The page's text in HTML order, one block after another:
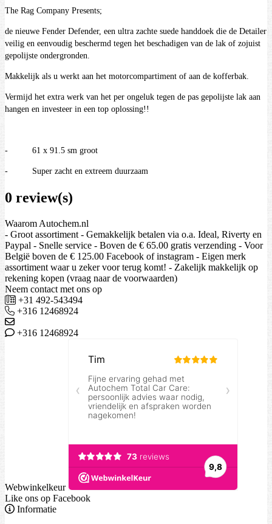
The Rag Company Presents;
de nieuwe Fender Defender, een ultra zachte suede handdoek die de Detailer
veilig en eenvoudig beschermd tegen het beschadigen van de lak of zojuist
gepolijste ondergronden.
Makkelijk als u werkt aan het motorcompartiment of aan de kofferbak.
Vermijd het extra werk van het per ongeluk tegen de pas gepolijste lak aan
hangen en investeer in een top oplossing!!
- 61 x 91.5 sm groot
- Super zacht en extreem duurzaam
0 review(s)
Waarom Autochem.nl
- Groot assortiment - Gemakkelijk betalen via o.a. Ideal, Riverty en
Paypal - Snelle service - Boven de € 65.00 gratis verzending - Voor
België boven de € 125.00 Facebook of instagram - Eigen merk
assortiment waar u zeker voor terug komt! - Zakelijk makkelijk op
rekening kopen (vraag naar de voorwaarden)
Neem contact met ons op
+31 492-543494
+316 12468924
+316 12468924
Webwinkelkeur
Like ons op Facebook
Informatie